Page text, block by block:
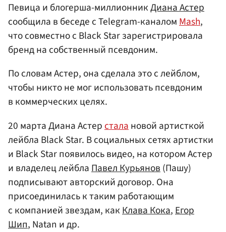
Певица и блогерша-миллионникДиана Астер
сообщила в беседе с Telegram-каналомMash,
что совместно с Black Star зарегистрировала
бренд на собственный псевдоним.
По словам Астер, она сделала это с лейблом,
чтобы никто не мог использовать псевдоним
в коммерческих целях.
20 марта Диана Астер стала новой артисткой
лейбла Black Star. В социальных сетях артистки
и Black Star появилось видео, на котором Астер
и владелец лейбла Павел Курьянов (Пашу)
подписывают авторский договор. Она
присоединилась к таким работающим
с компанией звездам, как Клава Кока, Егор
Шип, Natan и др.